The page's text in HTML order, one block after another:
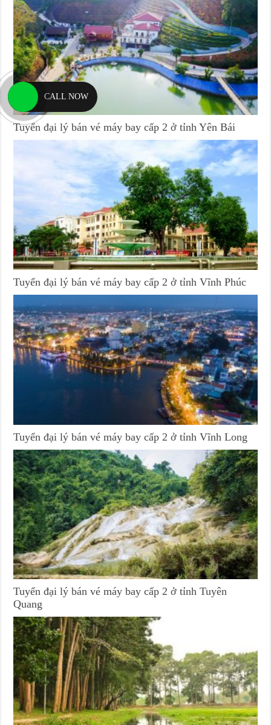
Tuyển đại lý bán vé máy bay cấp 2 ở tỉnh Yên Bái
Tuyển đại lý bán vé máy bay cấp 2 ở tỉnh Vĩnh Phúc
Tuyển đại lý bán vé máy bay cấp 2 ở tỉnh Vĩnh Long
Tuyển đại lý bán vé máy bay cấp 2 ở tỉnh Tuyên
Quang
CALL NOW